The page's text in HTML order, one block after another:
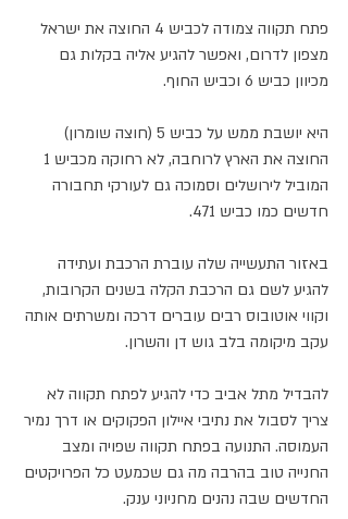
פתח תקווה צמודה לכביש 4 החוצה את ישראל
מצפון לדרום, ואפשר להגיע אליה בקלות גם
מכיוון כביש 6 וכביש החוף.
היא יושבת ממש על כביש 5 (חוצה שומרון)
המוביל לירושלים וסמוכה גם לעורקי תחבורה
חדשים כמו כביש 471.
באזור התעשייה שלה עוברת הרכבת ועתידה
להגיע לשם גם הרכבת הקלה בשנים הקרובות,
וקווי אוטובוס רבים עוברים דרכה ומשרתים אותה
עקב מיקומה בלב גוש דן והשרון.
להבדיל מתל אביב כדי להגיע לפתח תקווה לא
צריך לסבול את נתיבי איילון הפקוקים או דרך נמיר
העמוסה. התנועה בפתח תקווה שפויה ומצב
החנייה טוב בהרבה מה גם שכמעט כל הפרויקטים
החדשים שבה נהנים מחניוני ענק.